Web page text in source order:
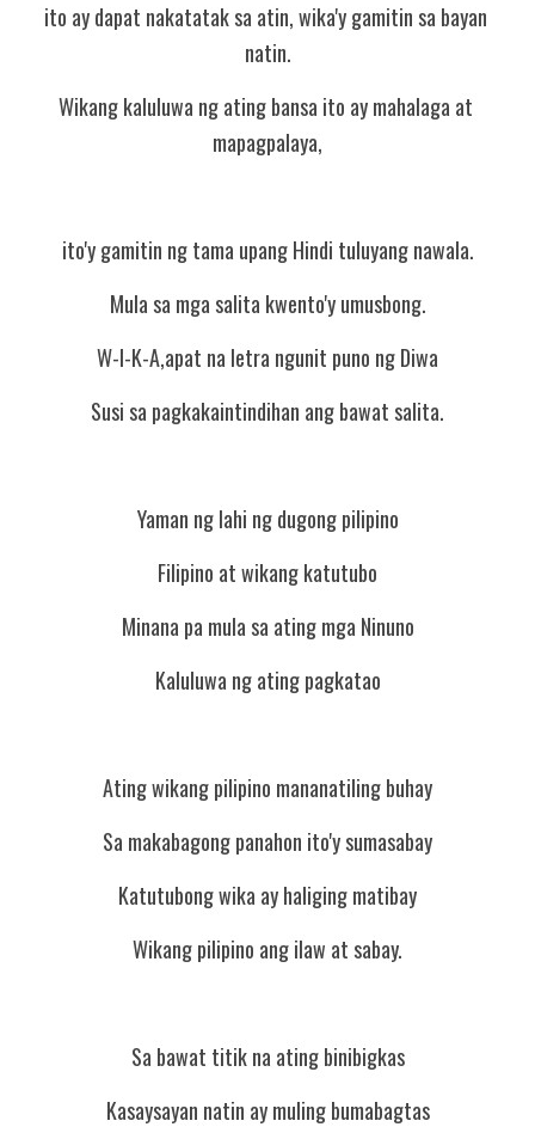
ito ay dapat nakatatak sa atin, wika'y gamitin sa bayan
natin.
Wikang kaluluwa ng ating bansa ito ay mahalaga at
mapagpalaya,
ito'y gamitin ng tama upang Hindi tuluyang nawala.
Mula sa mga salita kwento'y umusbong.
W-I-K-A,apat na letra ngunit puno ng Diwa
Susi sa pagkakaintindihan ang bawat salita.
Yaman ng lahi ng dugong pilipino
Filipino at wikang katutubo
Minana pa mula sa ating mga Ninuno
Kaluluwa ng ating pagkatao
Ating wikang pilipino mananatiling buhay
Sa makabagong panahon ito'y sumasabay
Katutubong wika ay haliging matibay
Wikang pilipino ang ilaw at sabay.
Sa bawat titik na ating binibigkas
Kasaysayan natin ay muling bumabagtas